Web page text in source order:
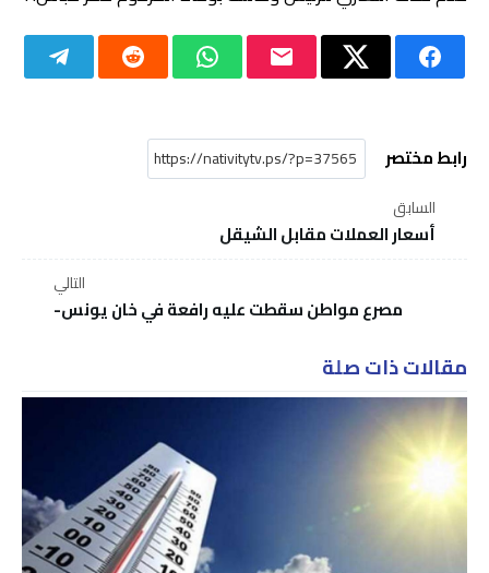
رابط مختصر
السابق
أسعار العملات مقابل الشيقل
التالي
مصرع مواطن سقطت عليه رافعة في خان يونس-
مقالات ذات صلة